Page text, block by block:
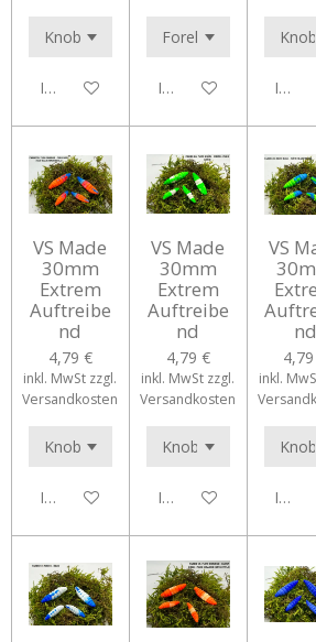
In den WarenkorbIn den WarenkorbIn
VS Made
30mm
Extrem
Auftreibe
nd
4,79 €
inkl. MwSt zzgl.
Versandkosten
In den Warenkorb
VS Made
30mm
Extrem
Auftreibe
nd
4,79 €
inkl. MwSt zzgl.
Versandkosten
In den Warenkorb
VS
nd
inkl.
In